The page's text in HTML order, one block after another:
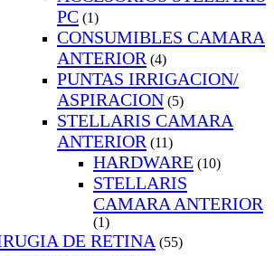
PC (1)
CONSUMIBLES CAMARA
ANTERIOR (4)
PUNTAS IRRIGACION/
ASPIRACION (5)
STELLARIS CAMARA
ANTERIOR (11)
HARDWARE (10)
STELLARIS
CAMARA ANTERIOR
(1)
DE RETINA (55)